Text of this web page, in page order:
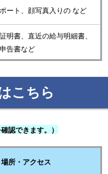
ート、顔写真入りの など
明書、直近の給与明細書、
告書など
こちら
認できます。）
所・アクセス